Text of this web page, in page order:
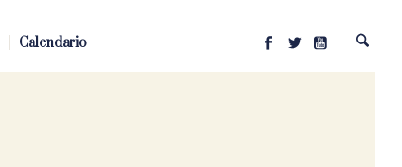
Calendario